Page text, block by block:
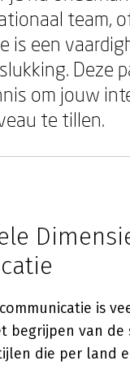
team,
is een
Deze
om jouw
te tillen.
is
begrijpen van
die per land